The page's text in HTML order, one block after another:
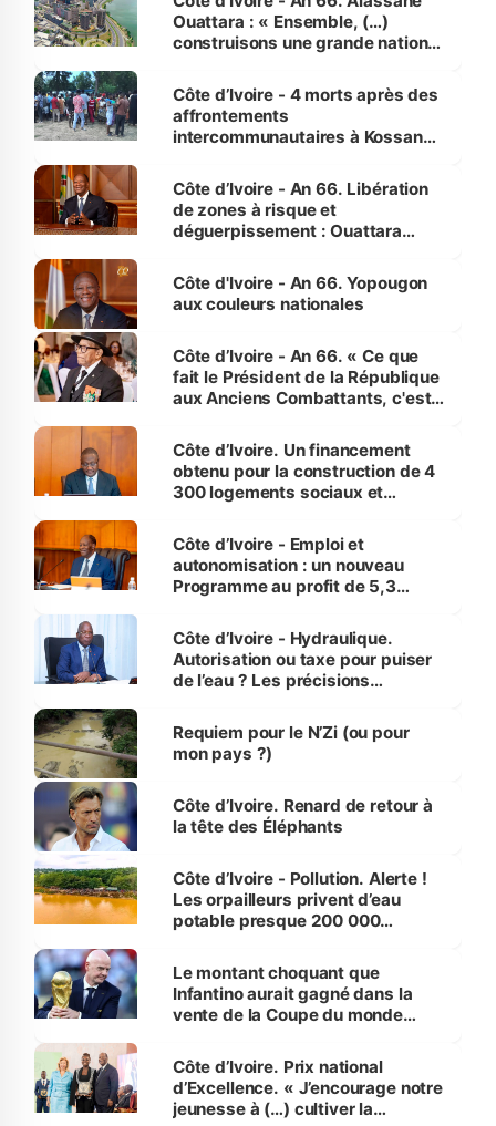
Ouattara : « Ensemble, (…)
construisons une grande nation
générations futures »
Côte d’Ivoire - 4 morts après des
affrontements
intercommunautaires à Kossandji
milieu des sinistrés
Côte d’Ivoire - An 66. Libération
de zones à risque et
déguerpissement : Ouattara
l'Etat de droit pour préserver les
vies humaines »
Côte d'Ivoire - An 66. Yopougon
aux couleurs nationales
Côte d’Ivoire - An 66. « Ce que
fait le Président de la République
aux Anciens Combattants, c'est
Côte d’Ivoire. Un financement
obtenu pour la construction de 4
300 logements sociaux et
et Yamoussoukro
Côte d’Ivoire - Emploi et
autonomisation : un nouveau
Programme au profit de 5,3
Côte d’Ivoire - Hydraulique.
Autorisation ou taxe pour puiser
de l’eau ? Les précisions
Requiem pour le N’Zi (ou pour
mon pays ?)
Côte d’Ivoire. Renard de retour à
la tête des Éléphants
Côte d’Ivoire - Pollution. Alerte !
Les orpailleurs privent d’eau
potable presque 200 000
Le montant choquant que
Infantino aurait gagné dans la
vente de la Coupe du monde
Côte d’Ivoire. Prix national
d’Excellence. « J’encourage notre
jeunesse à (…) cultiver la